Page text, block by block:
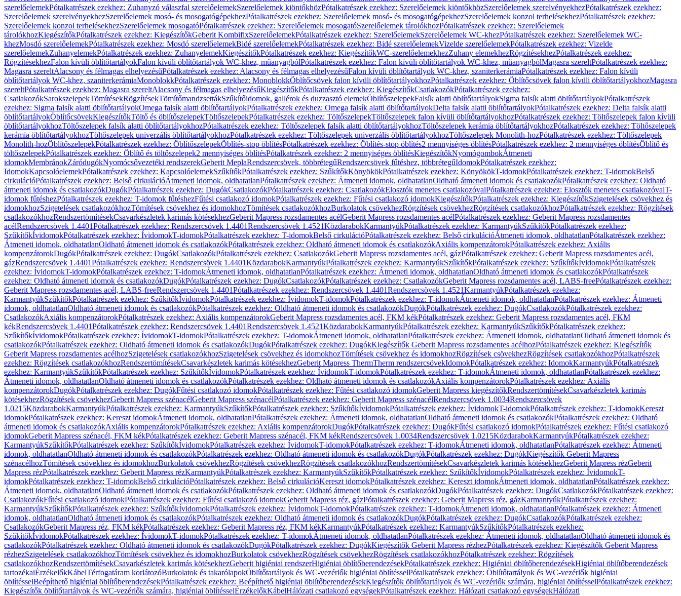
szerelőelemekPótalkatrészek ezekhez: Zuhanyzó válaszfal szerelőelemekSzerelőelemek kiöntőkhözPótalkatrészek ezekhez: Szerelőelemek kiöntőkhözSzerelőelemek szerelvényekhezPótalkatrészek ezekhez:
Szerelőelemek szerelvényekhezSzerelőelemek mosó- és mosogatógépekhezPótalkatrészek ezekhez: Szerelőelemek mosó- és mosogatógépekhezSzerelőelemek konzol terhelésekhezPótalkatrészek ezekhez:
Szerelőelemek konzol terhelésekhezSzerelőelemek mosogatóPótalkatrészek ezekhez: Szerelőelemek mosogatóSzerelőelemek tárolókhozPótalkatrészek ezekhez: Szerelőelemek
tárolókhozKiegészítőkPótalkatrészek ezekhez: KiegészítőkGeberit KombifixSzerelőelemekPótalkatrészek ezekhez: SzerelőelemekSzerelőelemek WC-khezPótalkatrészek ezekhez: Szerelőelemek WC-
khezMosdó szerelőelemekPótalkatrészek ezekhez: Mosdó szerelőelemekBidé szerelőelemekPótalkatrészek ezekhez: Bidé szerelőelemekVizelde szerelőelemekPótalkatrészek ezekhez: Vizelde
szerelőelemekZuhanyelemekPótalkatrészek ezekhez: ZuhanyelemekKiegészítőkPótalkatrészek ezekhez: KiegészítőkWC-szerelőelemekhezZuhany elemekhezRögzítésekhezPótalkatrészek ezekhez:
RögzítésekhezFalon kívüli öblítőtartályokFalon kívüli öblítőtartályok WC-khez, műanyagbólPótalkatrészek ezekhez: Falon kívüli öblítőtartályok WC-khez, műanyagbólMagasra szereltPótalkatrészek ezekhez:
Magasra szereltAlacsony és félmagas elhelyezésűPótalkatrészek ezekhez: Alacsony és félmagas elhelyezésűFalon kívüli öblítőtartályok WC-khez, szaniterkerámiaPótalkatrészek ezekhez: Falon kívüli
öblítőtartályok WC-khez, szaniterkerámiaMonoblokkPótalkatrészek ezekhez: MonoblokkÖblítőcsövek falon kívüli öblítőtartályokhozPótalkatrészek ezekhez: Öblítőcsövek falon kívüli öblítőtartályokhozMagasra
szereltPótalkatrészek ezekhez: Magasra szereltAlacsony és félmagas elhelyezésűKiegészítőkPótalkatrészek ezekhez: KiegészítőkCsatlakozókPótalkatrészek ezekhez:
CsatlakozókSarokszelepekTömítésekRögzítésekTömítőmandzsettákSzűkítőidomok, gallérok és duzzasztó elemekÖblítőszelepekFalsík alatti öblítőtartályokSigma falsík alatti öblítőtartályokPótalkatrészek
ezekhez: Sigma falsík alatti öblítőtartályokOmega falsík alatti öblítőtartályokPótalkatrészek ezekhez: Omega falsík alatti öblítőtartályokDelta falsík alatti öblítőtartályokPótalkatrészek ezekhez: Delta falsík alatti
öblítőtartályokÖblítőcsövekKiegészítőkTöltő és öblítőszelepekTöltőszelepekPótalkatrészek ezekhez: TöltőszelepekTöltőszelepek falon kívüli öblítőtartályokhozPótalkatrészek ezekhez: Töltőszelepek falon kívüli
öblítőtartályokhozTöltőszelepek falsík alatti öblítőtartályokhozPótalkatrészek ezekhez: Töltőszelepek falsík alatti öblítőtartályokhozTöltőszelepek kerámia öblítőtartályokhozPótalkatrészek ezekhez: Töltőszelepek
kerámia öblítőtartályokhozTöltőszelepek univerzális öblítőtartályokhozPótalkatrészek ezekhez: Töltőszelepek univerzális öblítőtartályokhozTöltőszelepek Monolith-hozPótalkatrészek ezekhez: Töltőszelepek
Monolith-hozÖblítőszelepekPótalkatrészek ezekhez: ÖblítőszelepekÖblítés-stop öblítésPótalkatrészek ezekhez: Öblítés-stop öblítés2 mennyiséges öblítésPótalkatrészek ezekhez: 2 mennyiséges öblítésÖblítő és
töltőszelepekPótalkatrészek ezekhez: Öblítő és töltőszelepek2 mennyiséges öblítésPótalkatrészek ezekhez: 2 mennyiséges öblítésKiegészítőkNyomógombokÁtmeneti
idomokMembránokZáródugókNyomócsővezetéki rendszerekGeberit MeplaRendszercsövek, többrétegűRendszercsövek fűtéshez, többrétegűIdomokPótalkatrészek ezekhez:
IdomokKapcsolóelemekPótalkatrészek ezekhez: KapcsolóelemekSzűkítőkPótalkatrészek ezekhez: SzűkítőkKönyökökPótalkatrészek ezekhez: KönyökökT-idomokPótalkatrészek ezekhez: T-idomokBelső
cirkulációPótalkatrészek ezekhez: Belső cirkulációÁtmeneti idomok, oldhatatlanPótalkatrészek ezekhez: Átmeneti idomok, oldhatatlanOldható átmeneti idomok és csatlakozókPótalkatrészek ezekhez: Oldható
átmeneti idomok és csatlakozókDugókPótalkatrészek ezekhez: DugókCsatlakozókPótalkatrészek ezekhez: CsatlakozókElosztók menetes csatlakozóvalPótalkatrészek ezekhez: Elosztók menetes csatlakozóvalT-
idomok fűtéshezPótalkatrészek ezekhez: T-idomok fűtéshezFűtési csatlakozó idomokPótalkatrészek ezekhez: Fűtési csatlakozó idomokKiegészítőkPótalkatrészek ezekhez: KiegészítőkSzigetelések csövekhez és
idomokhozSzigetelések csatlakozókhozTömítések csövekhez és idomokhozTömítések csatlakozókhozBurkolatok csövekhezRögzítések csövekhezRögzítések csatlakozókhozPótalkatrészek ezekhez: Rögzítések
csatlakozókhozRendszertömítésekCsavarkészletek karimás kötésekhezGeberit Mapress rozsdamentes acélGeberit Mapress rozsdamentes acélPótalkatrészek ezekhez: Geberit Mapress rozsdamentes
acélRendszercsövek 1.4401Pótalkatrészek ezekhez: Rendszercsövek 1.4401Rendszercsövek 1.4521KözdarabokKarmantyúkPótalkatrészek ezekhez: KarmantyúkSzűkítőkPótalkatrészek ezekhez:
SzűkítőkÍvidomokPótalkatrészek ezekhez: ÍvidomokT-idomokPótalkatrészek ezekhez: T-idomokBelső cirkulációPótalkatrészek ezekhez: Belső cirkulációÁtmeneti idomok, oldhatatlanPótalkatrészek ezekhez:
Átmeneti idomok, oldhatatlanOldható átmeneti idomok és csatlakozókPótalkatrészek ezekhez: Oldható átmeneti idomok és csatlakozókAxiális kompenzátorokPótalkatrészek ezekhez: Axiális
kompenzátorokDugókPótalkatrészek ezekhez: DugókCsatlakozókPótalkatrészek ezekhez: CsatlakozókGeberit Mapress rozsdamentes acél, gázPótalkatrészek ezekhez: Geberit Mapress rozsdamentes acél,
gázRendszercsövek 1.4401Pótalkatrészek ezekhez: Rendszercsövek 1.4401KözdarabokKarmantyúkPótalkatrészek ezekhez: KarmantyúkSzűkítőkPótalkatrészek ezekhez: SzűkítőkÍvidomokPótalkatrészek
ezekhez: ÍvidomokT-idomokPótalkatrészek ezekhez: T-idomokÁtmeneti idomok, oldhatatlanPótalkatrészek ezekhez: Átmeneti idomok, oldhatatlanOldható átmeneti idomok és csatlakozókPótalkatrészek
ezekhez: Oldható átmeneti idomok és csatlakozókDugókPótalkatrészek ezekhez: DugókCsatlakozókPótalkatrészek ezekhez: CsatlakozókGeberit Mapress rozsdamentes acél, LABS-freePótalkatrészek ezekhez:
Geberit Mapress rozsdamentes acél, LABS-freeRendszercsövek 1.4401Pótalkatrészek ezekhez: Rendszercsövek 1.4401Rendszercsövek 1.4521KarmantyúkPótalkatrészek ezekhez:
KarmantyúkSzűkítőkPótalkatrészek ezekhez: SzűkítőkÍvidomokPótalkatrészek ezekhez: ÍvidomokT-idomokPótalkatrészek ezekhez: T-idomokÁtmeneti idomok, oldhatatlanPótalkatrészek ezekhez: Átmeneti
idomok, oldhatatlanOldható átmeneti idomok és csatlakozókPótalkatrészek ezekhez: Oldható átmeneti idomok és csatlakozókDugókPótalkatrészek ezekhez: DugókCsatlakozókPótalkatrészek ezekhez:
CsatlakozókAxiális kompenzátorokPótalkatrészek ezekhez: Axiális kompenzátorokGeberit Mapress rozsdamentes acél, FKM kékPótalkatrészek ezekhez: Geberit Mapress rozsdamentes acél, FKM
kékRendszercsövek 1.4401Pótalkatrészek ezekhez: Rendszercsövek 1.4401Rendszercsövek 1.4521KözdarabokKarmantyúkPótalkatrészek ezekhez: KarmantyúkSzűkítőkPótalkatrészek ezekhez:
SzűkítőkÍvidomokPótalkatrészek ezekhez: ÍvidomokT-idomokPótalkatrészek ezekhez: T-idomokÁtmeneti idomok, oldhatatlanPótalkatrészek ezekhez: Átmeneti idomok, oldhatatlanOldható átmeneti idomok és
csatlakozókPótalkatrészek ezekhez: Oldható átmeneti idomok és csatlakozókDugókPótalkatrészek ezekhez: DugókKiegészítők Geberit Mapress rozsdamentes acélhozPótalkatrészek ezekhez: Kiegészítők
Geberit Mapress rozsdamentes acélhozSzigetelések csatlakozókhozSzigetelések csövekhez és idomokhozTömítések csövekhez és idomokhozRögzítések csövekhezRögzítések csatlakozókhozPótalkatrészek
ezekhez: Rögzítések csatlakozókhozRendszertömítésekCsavarkészletek karimás kötésekhezGeberit Mapress ThermTherm rendszercsövekIdomokPótalkatrészek ezekhez: IdomokKarmantyúkPótalkatrészek
ezekhez: KarmantyúkSzűkítőkPótalkatrészek ezekhez: SzűkítőkÍvidomokPótalkatrészek ezekhez: ÍvidomokT-idomokPótalkatrészek ezekhez: T-idomokÁtmeneti idomok, oldhatatlanPótalkatrészek ezekhez:
Átmeneti idomok, oldhatatlanOldható átmeneti idomok és csatlakozókPótalkatrészek ezekhez: Oldható átmeneti idomok és csatlakozókAxiális kompenzátorokPótalkatrészek ezekhez: Axiális
kompenzátorokDugókPótalkatrészek ezekhez: DugókFűtési csatlakozó idomokPótalkatrészek ezekhez: Fűtési csatlakozó idomokGeberit Mapress kiegészítőkRendszertömítésekCsavarkészletek karimás
kötésekhezRögzítések csövekhezGeberit Mapress szénacélGeberit Mapress szénacélPótalkatrészek ezekhez: Geberit Mapress szénacélRendszercsövek 1.0034Rendszercsövek
1.0215KözdarabokKarmantyúkPótalkatrészek ezekhez: KarmantyúkSzűkítőkPótalkatrészek ezekhez: SzűkítőkÍvidomokPótalkatrészek ezekhez: ÍvidomokT-idomokPótalkatrészek ezekhez: T-idomokKereszt
idomokPótalkatrészek ezekhez: Kereszt idomokÁtmeneti idomok, oldhatatlanPótalkatrészek ezekhez: Átmeneti idomok, oldhatatlanOldható átmeneti idomok és csatlakozókPótalkatrészek ezekhez: Oldható
átmeneti idomok és csatlakozókAxiális kompenzátorokPótalkatrészek ezekhez: Axiális kompenzátorokDugókPótalkatrészek ezekhez: DugókFűtési csatlakozó idomokPótalkatrészek ezekhez: Fűtési csatlakozó
idomokGeberit Mapress szénacél, FKM kékPótalkatrészek ezekhez: Geberit Mapress szénacél, FKM kékRendszercsövek 1.0034Rendszercsövek 1.0215KözdarabokKarmantyúkPótalkatrészek ezekhez:
KarmantyúkSzűkítőkPótalkatrészek ezekhez: SzűkítőkÍvidomokPótalkatrészek ezekhez: ÍvidomokT-idomokPótalkatrészek ezekhez: T-idomokÁtmeneti idomok, oldhatatlanPótalkatrészek ezekhez: Átmeneti
idomok, oldhatatlanOldható átmeneti idomok és csatlakozókPótalkatrészek ezekhez: Oldható átmeneti idomok és csatlakozókDugókPótalkatrészek ezekhez: DugókKiegészítők Geberit Mapress
szénacélhozTömítések csövekhez és idomokhozBurkolatok csövekhezRögzítések csövekhezRögzítések csatlakozókhozRendszertömítésekCsavarkészletek karimás kötésekhezGeberit Mapress rézGeberit
Mapress rézPótalkatrészek ezekhez: Geberit Mapress rézKarmantyúkPótalkatrészek ezekhez: KarmantyúkSzűkítőkPótalkatrészek ezekhez: SzűkítőkÍvidomokPótalkatrészek ezekhez: ÍvidomokT-
idomokPótalkatrészek ezekhez: T-idomokBelső cirkulációPótalkatrészek ezekhez: Belső cirkulációKereszt idomokPótalkatrészek ezekhez: Kereszt idomokÁtmeneti idomok, oldhatatlanPótalkatrészek ezekhez:
Átmeneti idomok, oldhatatlanOldható átmeneti idomok és csatlakozókPótalkatrészek ezekhez: Oldható átmeneti idomok és csatlakozókDugókPótalkatrészek ezekhez: DugókCsatlakozókPótalkatrészek ezekhez:
CsatlakozókFűtési csatlakozó idomokPótalkatrészek ezekhez: Fűtési csatlakozó idomokGeberit Mapress réz, gázPótalkatrészek ezekhez: Geberit Mapress réz, gázKarmantyúkPótalkatrészek ezekhez:
KarmantyúkSzűkítőkPótalkatrészek ezekhez: SzűkítőkÍvidomokPótalkatrészek ezekhez: ÍvidomokT-idomokPótalkatrészek ezekhez: T-idomokÁtmeneti idomok, oldhatatlanPótalkatrészek ezekhez: Átmeneti
idomok, oldhatatlanOldható átmeneti idomok és csatlakozókPótalkatrészek ezekhez: Oldható átmeneti idomok és csatlakozókDugókPótalkatrészek ezekhez: DugókCsatlakozókPótalkatrészek ezekhez:
CsatlakozókGeberit Mapress réz, FKM kékPótalkatrészek ezekhez: Geberit Mapress réz, FKM kékKarmantyúkPótalkatrészek ezekhez: KarmantyúkSzűkítőkPótalkatrészek ezekhez:
SzűkítőkÍvidomokPótalkatrészek ezekhez: ÍvidomokT-idomokPótalkatrészek ezekhez: T-idomokÁtmeneti idomok, oldhatatlanPótalkatrészek ezekhez: Átmeneti idomok, oldhatatlanOldható átmeneti idomok és
csatlakozókPótalkatrészek ezekhez: Oldható átmeneti idomok és csatlakozókDugókPótalkatrészek ezekhez: DugókKiegészítők Geberit Mapress rézhezPótalkatrészek ezekhez: Kiegészítők Geberit Mapress
rézhezSzigetelések csatlakozókhozTömítések csövekhez és idomokhozBurkolatok csövekhezRögzítések csövekhezRögzítések csatlakozókhozPótalkatrészek ezekhez: Rögzítések
csatlakozókhozRendszertömítésekCsavarkészletek karimás kötésekhezGeberit higiéniai rendszerHigiéniai öblítőberendezésekPótalkatrészek ezekhez: Higiéniai öblítőberendezésekHigiéniai öblítőberendezések
tartozékaiÉrzékelőkKábelTérfogatáram korlátozóBurkolatok és takarólapokÖblítőtartályok és WC-vezérlők higiéniai öblítésselPótalkatrészek ezekhez: Öblítőtartályok és WC-vezérlők higiéniai
öblítésselBeépíthető higiéniai öblítőberendezésekPótalkatrészek ezekhez: Beépíthető higiéniai öblítőberendezésekKiegészítők öblítőtartályok és WC-vezérlők számára, higiéniai öblítésselPótalkatrészek ezekhez:
Kiegészítők öblítőtartályok és WC-vezérlők számára, higiéniai öblítésselÉrzékelőkKábelHálózati csatlakozó egységekPótalkatrészek ezekhez: Hálózati csatlakozó egységekHálózati